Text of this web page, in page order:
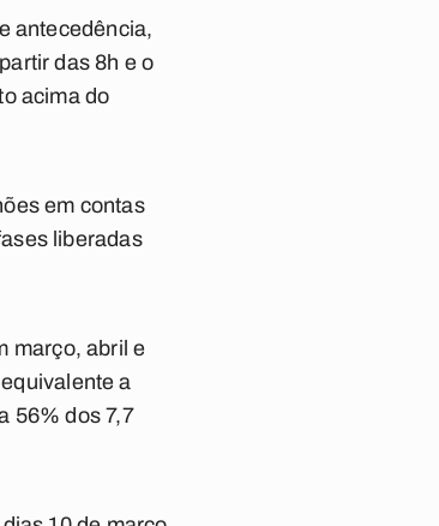
antecedência,
das 8h e o
acima do
em contas
liberadas
março, abril e
a
56% dos 7,7